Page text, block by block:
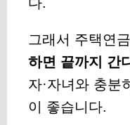
그래서 주택연
하면 끝까지 간
자·자녀와 충분
이 좋습니다.